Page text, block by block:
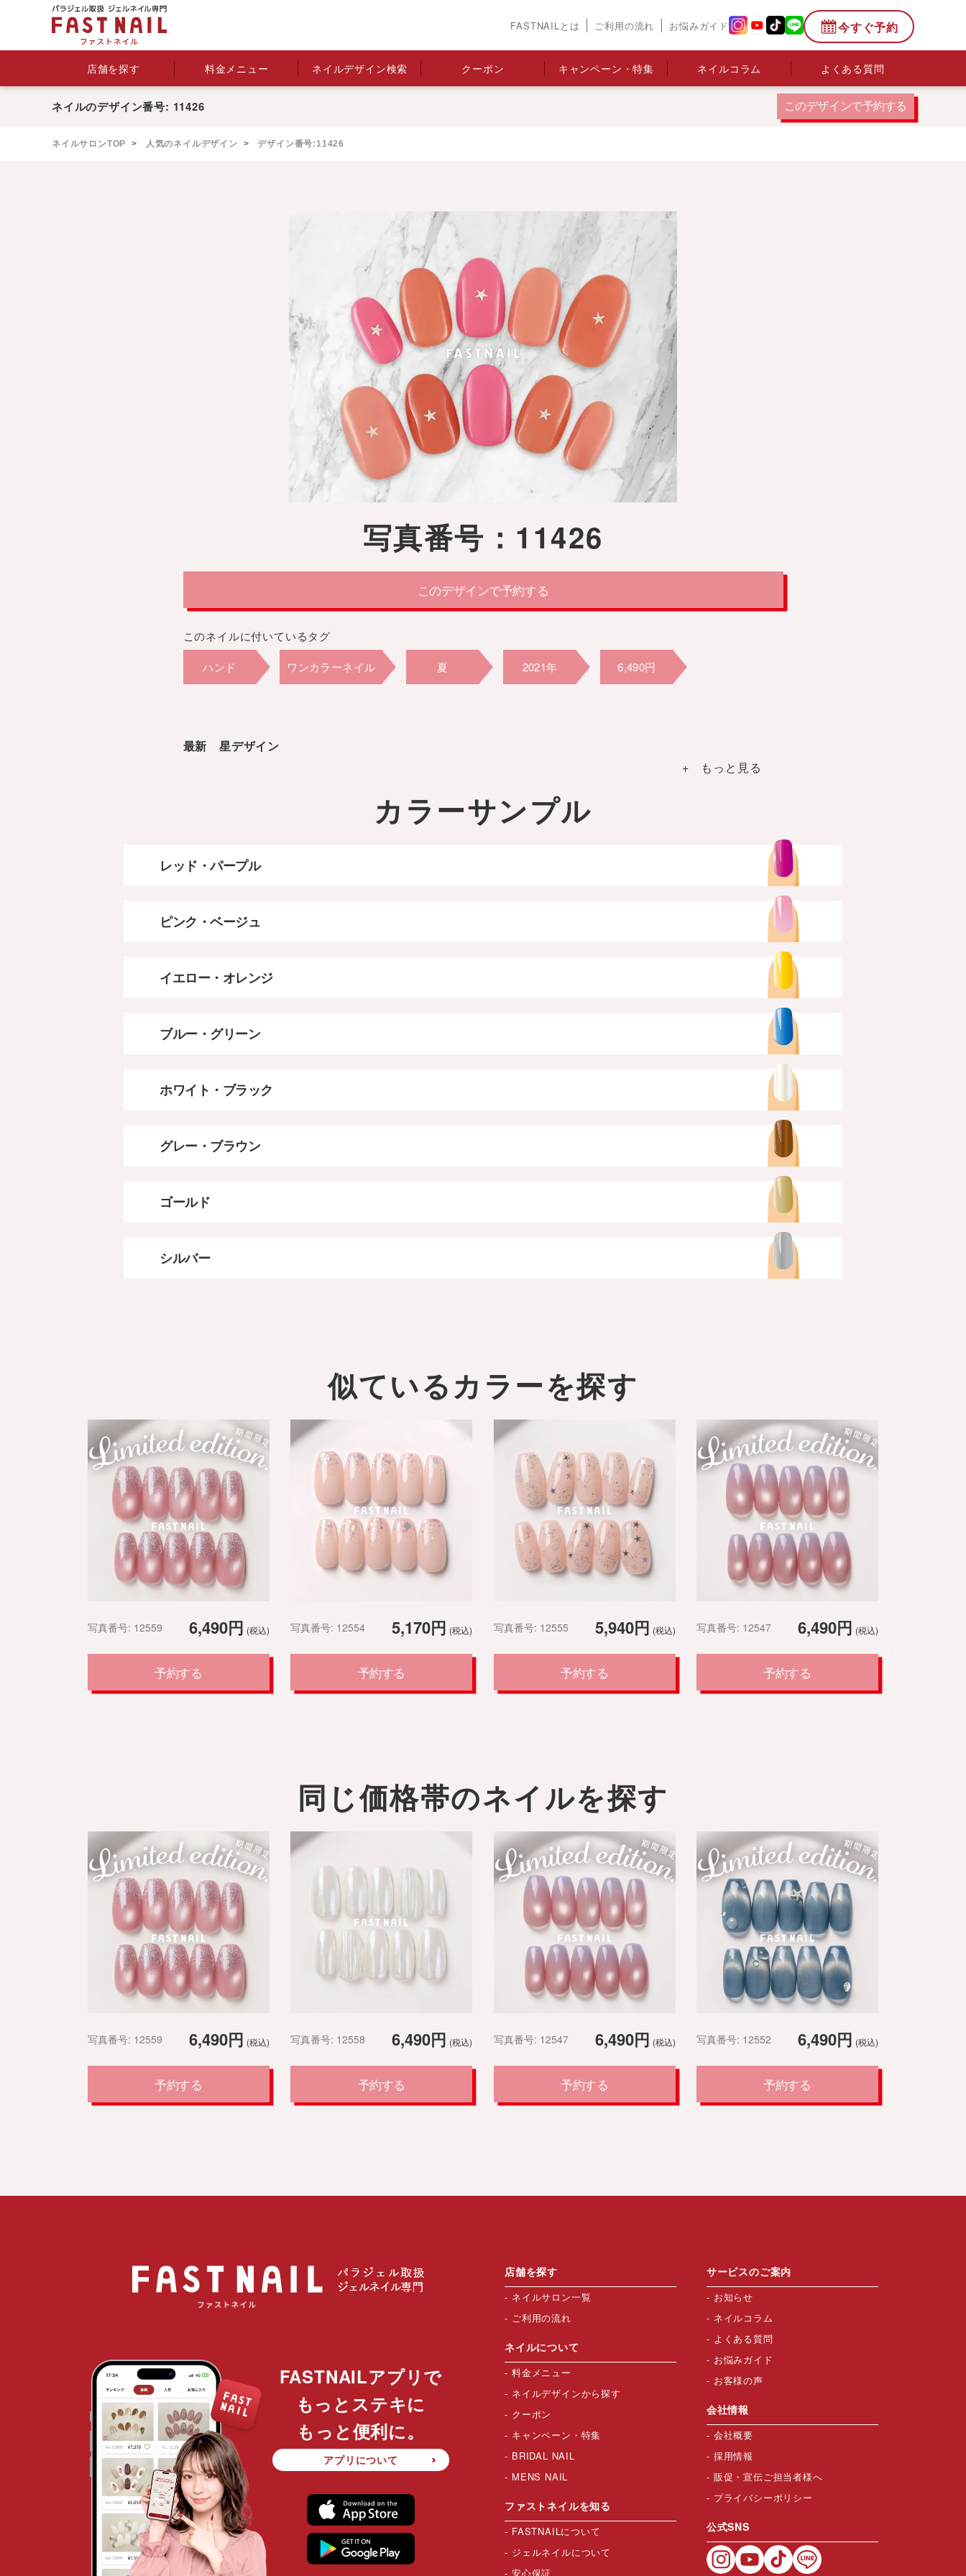
FASTNAILとは ご利用の流れ お悩みガイド 今すぐ予約
店舗を探す 料金メニュー ネイルデザイン検索 クーポン キャンペーン・特集 ネイルコラム よくある質問
ネイルのデザイン番号: 11426 このデザインで予約する
ネイルサロンTOP 人気のネイルデザイン デザイン番号:11426
写真番号：11426
このデザインで予約する
このネイルに付いているタグ
ハンド ワンカラーネイル 夏 2021年 6,490円
+ もっと見る
最新 星デザイン
カラーサンプル
レッド・パープル
ピンク・ベージュ
イエロー・オレンジ
ブルー・グリーン
ホワイト・ブラック
グレー・ブラウン
ゴールド
シルバー
似ているカラーを探す
6,490円 (税込)
写真番号: 12559
予約する
5,170円 (税込)
写真番号: 12554
予約する
5,940円 (税込)
写真番号: 12555
予約する
6,490円 (税込)
写真番号: 12547
予約する
同じ価格帯のネイルを探す
6,490円 (税込)
写真番号: 12559
予約する
6,490円 (税込)
写真番号: 12558
予約する
6,490円 (税込)
写真番号: 12547
予約する
6,490円 (税込)
写真番号: 12552
予約する
FASTNAILアプリで
もっとステキに
もっと便利に。
アプリについて
店舗を探す
ネイルサロン一覧
ご利用の流れ
ネイルについて
料金メニュー
ネイルデザインから探す
クーポン
キャンペーン・特集
BRIDAL NAIL
MENS NAIL
ファストネイルを知る
FASTNAILについて
ジェルネイルについて
安心保証
サービスのご案内
お知らせ
ネイルコラム
よくある質問
お悩みガイド
お客様の声
会社情報
会社概要
採用情報
販促・宣伝ご担当者様へ
プライバシーポリシー
公式SNS